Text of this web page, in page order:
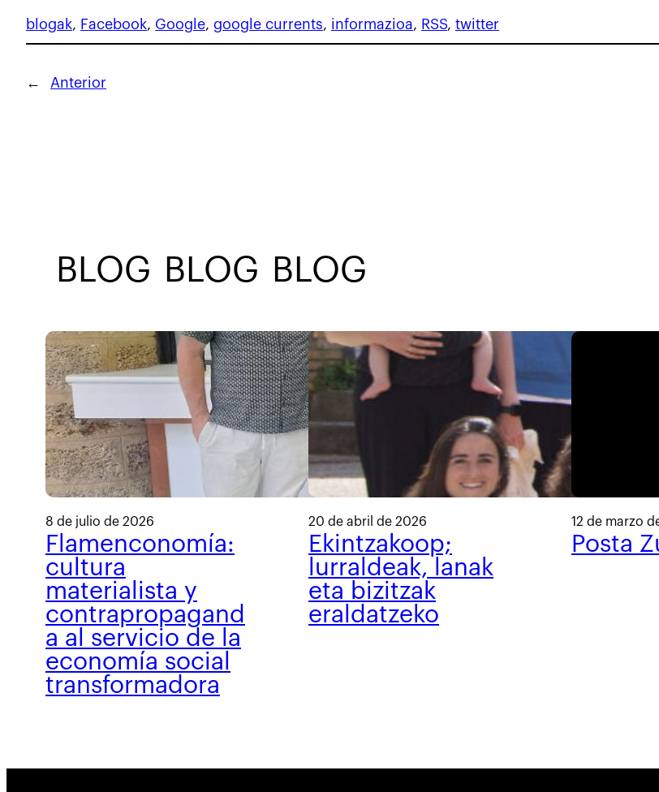
blogak, Facebook, Google, google currents, informazioa, RSS, twitter
← Anterior
BLOG BLOG BLOG BLOG
8 de julio de 2026
Flamenconomía:
cultura
materialista y
contrapropagand
a al servicio de la
economía social
transformadora
20 de abril de 2026
Ekintzakoop;
lurraldeak, lanak
eta bizitzak
eraldatzeko
12 de marzo
Posta